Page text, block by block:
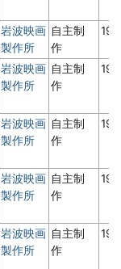
岩波映画
製作所
自主制
作
岩波映画
製作所
自主制
作
岩波映画
製作所
自主制
作
岩波映画
製作所
自主制
作
岩波映画
製作所
自主制
作